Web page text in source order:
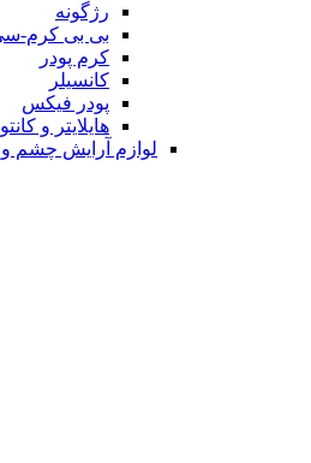
رژگونه
بی بی کرم-
کرم پودر
کانسیلر
پودر فیکس
هایلایتر و
لوازم آرایش چشم و